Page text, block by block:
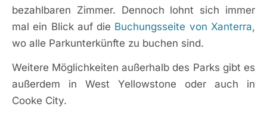
bezahlbaren Zimmer. Dennoch lohnt sich immer
mal ein Blick auf die Buchungsseite von Xanterra,
wo alle Parkunterkünfte zu buchen sind.
Weitere Möglichkeiten außerhalb des Parks gibt es
außerdem in West Yellowstone oder auch in
Cooke City.